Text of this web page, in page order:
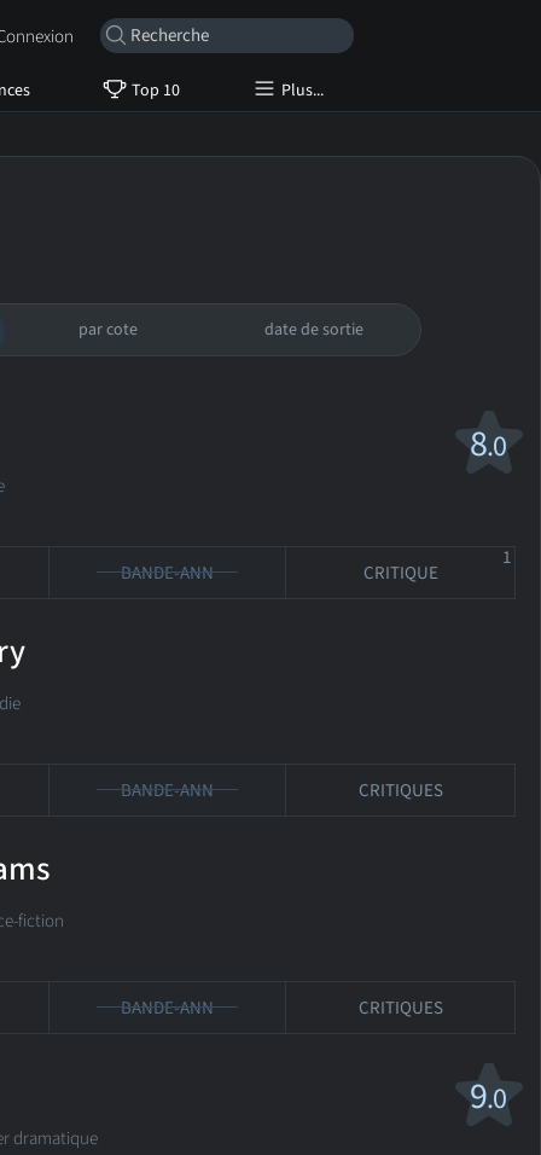
Top 10 Plus...
par cote date de sortie
8.0
BANDE-ANN CRITIQUE
1
BANDE-ANN CRITIQUES
fiction
BANDE-ANN CRITIQUES
9.0